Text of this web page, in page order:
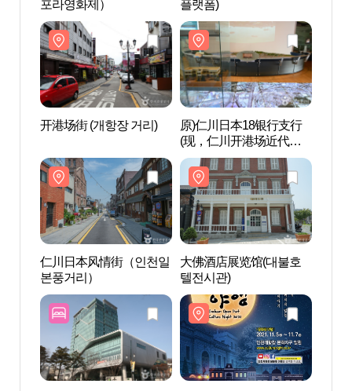
포라영화제）
플랫폼)
开港场街 (개항장 거리)
原)仁川日本18银行支行
(现，仁川开港场近代建
筑展示馆) 구)인천일본18
은행지점(현, 인천개항장
근대건축전시관)
仁川日本风情街（인천일
본풍거리）
大佛酒店展览馆(대불호
텔전시관)